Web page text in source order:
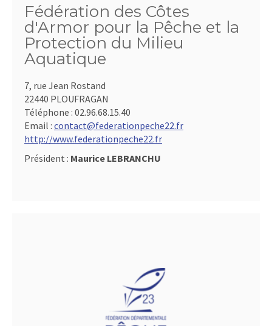
Fédération des Côtes
d'Armor pour la Pêche et la
Protection du Milieu
Aquatique
7, rue Jean Rostand
22440 PLOUFRAGAN
Téléphone : 02.96.68.15.40
Email : contact@federationpeche22.fr
http://www.federationpeche22.fr
Président : Maurice LEBRANCHU